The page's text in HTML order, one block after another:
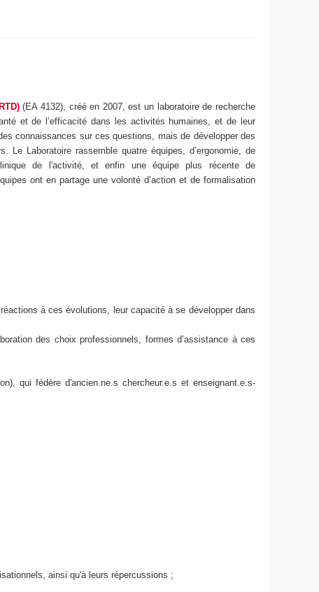
(EA 4132), créé en 2007, est un laboratoire de recherche
et de l’efficacité dans les activités humaines, et de leur
connaissances sur ces questions, mais de développer des
Le Laboratoire rassemble quatre équipes, d’ergonomie, de
de l'activité, et enfin une équipe plus récente de
ont en partage une volonté d’action et de formalisation
à ces évolutions, leur capacité à se développer dans
des choix professionnels, formes d’assistance à ces
qui fédère d'ancien.ne.s chercheur.e.s et enseignant.e.s-
ainsi qu'à leurs répercussions ;